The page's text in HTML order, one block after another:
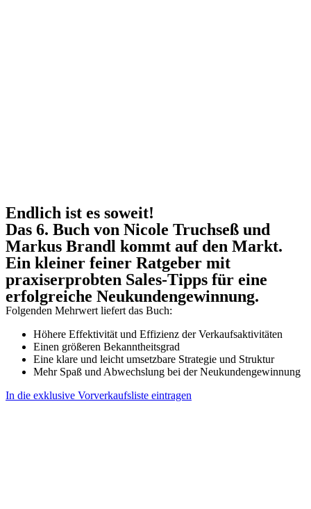
Endlich ist es soweit!
Das 6. Buch von Nicole Truchseß und
Markus Brandl kommt auf den Markt.
Ein kleiner feiner Ratgeber mit
praxiserprobten Sales-Tipps für eine
erfolgreiche Neukundengewinnung.
Folgenden Mehrwert liefert das Buch:
Höhere Effektivität und Effizienz der Verkaufsaktivitäten
Einen größeren Bekanntheitsgrad
Eine klare und leicht umsetzbare Strategie und Struktur
Mehr Spaß und Abwechslung bei der Neukundengewinnung
In die exklusive Vorverkaufsliste eintragen